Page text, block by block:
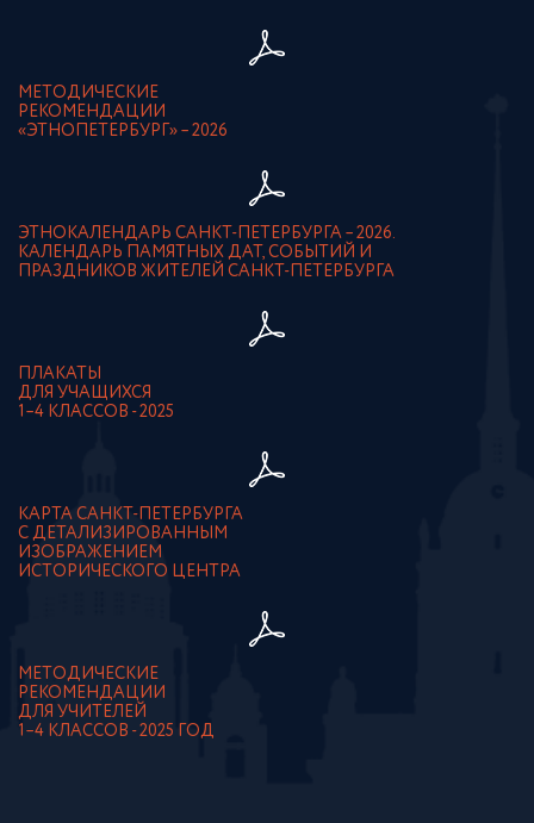
МЕТОДИЧЕСКИЕ
РЕКОМЕНДАЦИИ
«ЭТНОПЕТЕРБУРГ» – 2026
ЭТНОКАЛЕНДАРЬ САНКТ-ПЕТЕРБУРГА – 2026.
КАЛЕНДАРЬ ПАМЯТНЫХ ДАТ, СОБЫТИЙ И
ПРАЗДНИКОВ ЖИТЕЛЕЙ САНКТ-ПЕТЕРБУРГА
ПЛАКАТЫ
ДЛЯ УЧАЩИХСЯ
1–4 КЛАССОВ - 2025
КАРТА САНКТ-ПЕТЕРБУРГА
С ДЕТАЛИЗИРОВАННЫМ
ИЗОБРАЖЕНИЕМ
ИСТОРИЧЕСКОГО ЦЕНТРА
МЕТОДИЧЕСКИЕ
РЕКОМЕНДАЦИИ
ДЛЯ УЧИТЕЛЕЙ
1–4 КЛАССОВ - 2025 ГОД